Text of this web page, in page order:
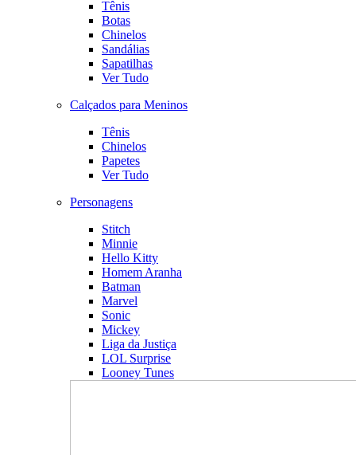
Tênis
Botas
Chinelos
Sandálias
Sapatilhas
Ver Tudo
Calçados para Meninos
Tênis
Chinelos
Papetes
Ver Tudo
Personagens
Stitch
Minnie
Hello Kitty
Homem Aranha
Batman
Marvel
Sonic
Mickey
Liga da Justiça
LOL Surprise
Looney Tunes